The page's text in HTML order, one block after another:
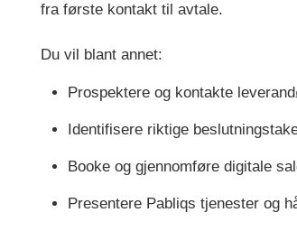
fra første kontakt til avtale.
Du vil blant annet:
Prospektere og kontakte
Identifisere riktige
Booke og gjennomføre digitale
Presentere Pabliqs tjenester og